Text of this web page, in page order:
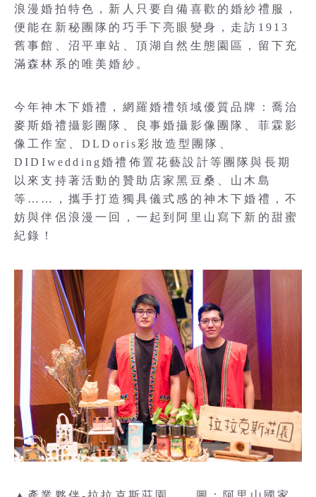
浪漫婚拍特色，新人只要自備喜歡的婚紗禮服，
便能在新秘團隊的巧手下亮眼變身，走訪1913
舊事館、沼平車站、頂湖自然生態園區，留下充
滿森林系的唯美婚紗。
今年神木下婚禮，網羅婚禮領域優質品牌：喬治
麥斯婚禮攝影團隊、良事婚攝影像團隊、菲霖影
像工作室、DLDoris彩妝造型團隊、
DIDIwedding婚禮佈置花藝設計等團隊與長期
以來支持著活動的贊助店家黑豆桑、山木島
等……，攜手打造獨具儀式感的神木下婚禮，不
妨與伴侶浪漫一回，一起到阿里山寫下新的甜蜜
紀錄！